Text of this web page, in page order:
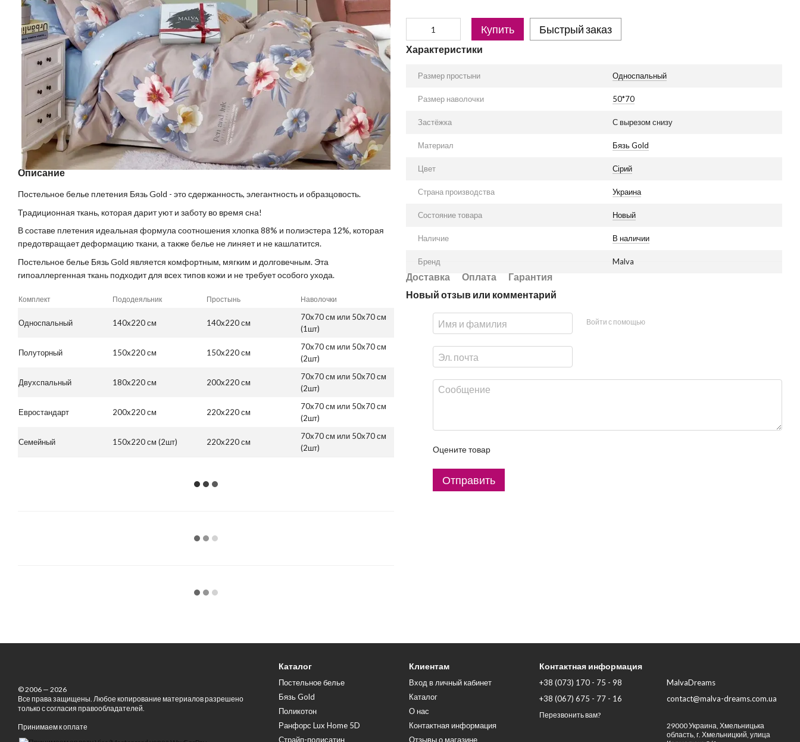
Описание
Постельное белье плетения Бязь Gold - это сдержанность, элегантность и образцовость.
Традиционная ткань, которая дарит уют и заботу во время сна!
В составе плетения идеальная формула соотношения хлопка 88% и полиэстера 12%, которая
предотвращает деформацию ткани, а также белье не линяет и не кашлатится.
Постельное белье Бязь Gold является комфортным, мягким и долговечным. Эта
гипоаллергенная ткань подходит для всех типов кожи и не требует особого ухода.
Комплект Пододеяльник Простынь Наволочки
Односпальный 140x220 см 140x220 см
70x70 см или 50x70 см
(1шт)
Полуторный 150x220 см 150x220 см
70x70 см или 50x70 см
(2шт)
Двухспальный 180x220 см 200x220 см
70x70 см или 50x70 см
(2шт)
Евростандарт 200x220 см 220x220 см
70x70 см или 50x70 см
(2шт)
Семейный 150x220 см (2шт) 220x220 см
70x70 см или 50x70 см
(2шт)
Купить Быстрый заказ
Характеристики
Размер простыни Односпальный
Размер наволочки 50*70
Застёжка С вырезом снизу
Материал Бязь Gold
Цвет Сірий
Страна производства Украина
Состояние товара Новый
Наличие В наличии
Бренд Malva
Доставка Оплата
Гарантия
Новый отзыв или комментарий
Войти с помощью
Оцените товар
Отправить
© 2006 — 2026
Все права защищены. Любое копирование материалов разрешено
только с согласия правообладателей.
Принимаем к оплате
Каталог
Постельное белье
Бязь Gold
Поликотон
Ранфорс Lux Home 5D
Страйп-полисатин
Клиентам
Вход в личный кабинет
Каталог
О нас
Контактная информация
Отзывы о магазине
Контактная информация
+38 (073) 170 - 75 - 98
+38 (067) 675 - 77 - 16
Перезвонить вам?
MalvaDreams
contact@malva-dreams.com.ua
29000 Украина, Хмельницька
область, г. Хмельницкий, улица